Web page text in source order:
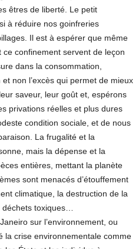
êtres de liberté. Le petit
à réduire nos goinfreries
Il est à espérer que même
confinement servent de leçon
dans la consommation,
non l’excès qui permet de mieux
saveur, leur goût et, espérons
privations réelles et plus dures
condition sociale, et de nous
La frugalité et la
mais la dépense et la
entières, mettant la planète
sont menacés d’étouffement
climatique, la destruction de la
toxiques…
sur l’environnement, ou
la crise environnementale comme